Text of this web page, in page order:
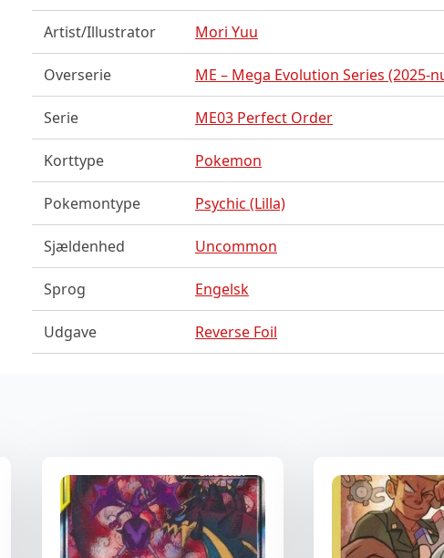
Artist/Illustrator Mori Yuu
Overserie ME – Mega Evolution Series (2025-
Serie ME03 Perfect Order
Korttype Pokemon
Pokemontype Psychic (Lilla)
Sjældenhed Uncommon
Sprog Engelsk
Udgave Reverse Foil